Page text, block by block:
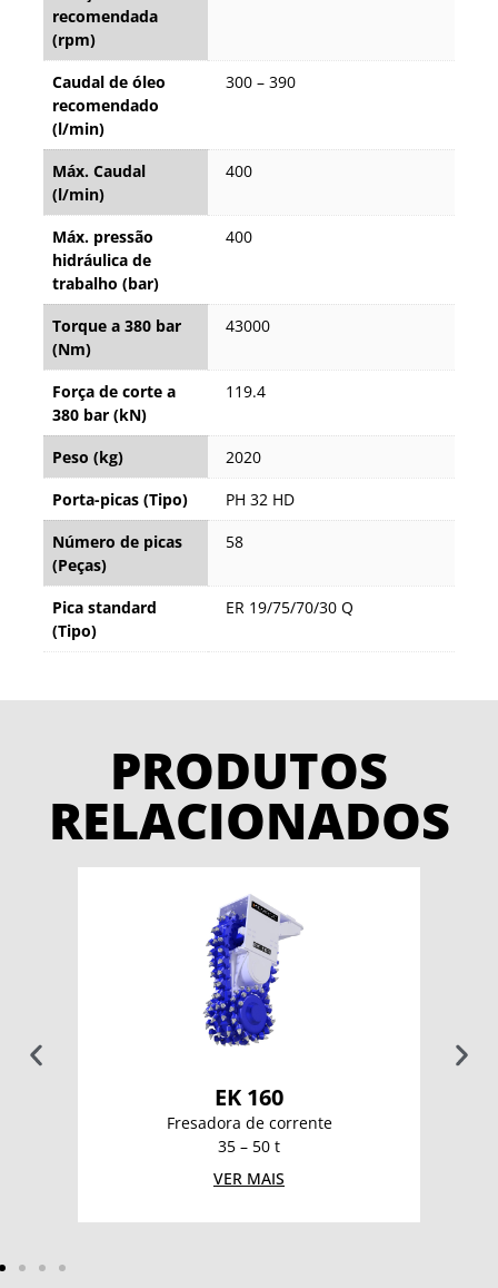
recomendada
(rpm)
Caudal de óleo
recomendado
(l/min)
300 – 390
Máx. Caudal
(l/min)
400
Máx. pressão
hidráulica de
trabalho (bar)
400
Torque a 380 bar
(Nm)
43000
Força de corte a
380 bar (kN)
119.4
Peso (kg)
2020
Porta-picas (Tipo)
PH 32 HD
Número de picas
(Peças)
58
Pica standard
(Tipo)
ER 19/75/70/30 Q
PRODUTOS
RELACIONADOS
EK 160
Fresadora de corrente
35 – 50 t
VER MAIS